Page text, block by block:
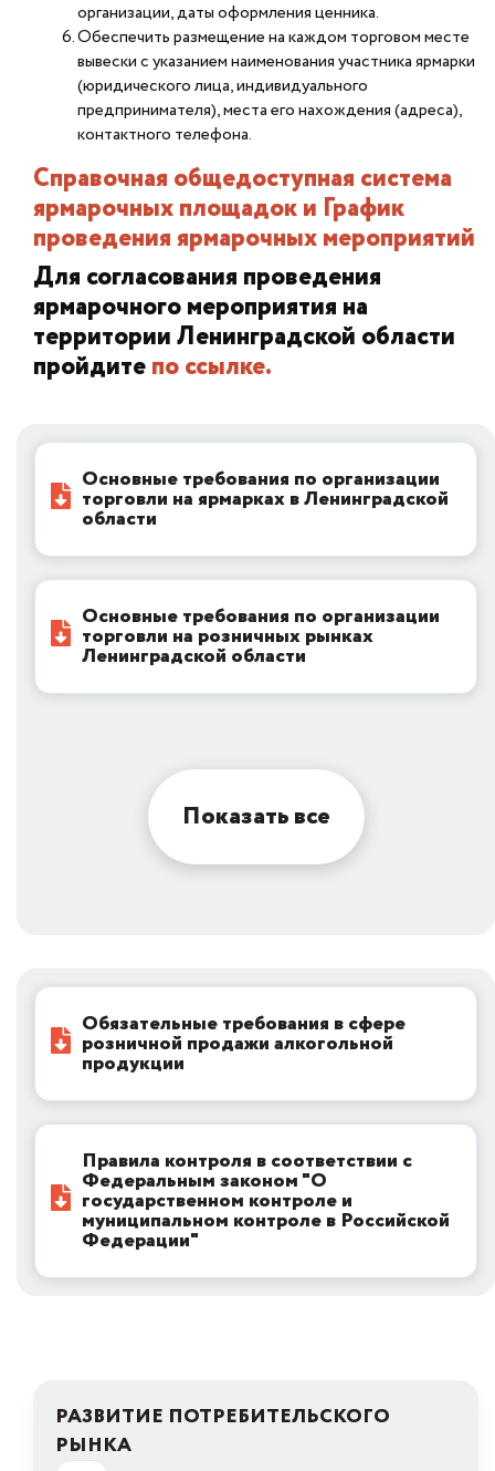
организации, даты оформления ценника.
Обеспечить размещение на каждом торговом месте
вывески с указанием наименования участника ярмарки
(юридического лица, индивидуального
предпринимателя), места его нахождения (адреса),
контактного телефона.
Справочная общедоступная система
ярмарочных площадок и График
проведения ярмарочных мероприятий
Для согласования проведения
ярмарочного мероприятия на
территории Ленинградской области
пройдитепо ссылке.
Основные требования по организации
торговли на ярмарках в Ленинградской
области
Основные требования по организации
торговли на розничных рынках
Ленинградской области
Показать все
Обязательные требования в сфере
розничной продажи алкогольной
продукции
Правила контроля в соответствии с
Федеральным законом "О
государственном контроле и
муниципальном контроле в Российской
Федерации"
РАЗВИТИЕ ПОТРЕБИТЕЛЬСКОГО
РЫНКА